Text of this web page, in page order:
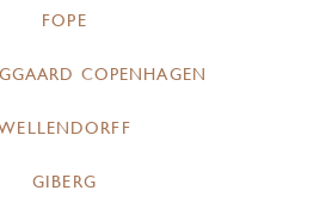
FOPE
COPENHAGEN
GIBERG